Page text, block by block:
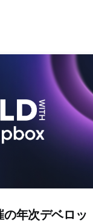
の年次デベロッ